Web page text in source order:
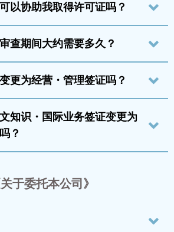
以协助我取得许可证吗？
查期间大约需要多久？
更为经营・管理签证吗？
知识・国际业务签证变更为
？
关于委托本公司》